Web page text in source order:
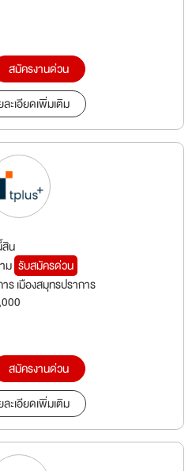
สมัครงานด่วน
ะเอียดเพิ่มเติม
สิน
ม รับสมัครด่วน
ร เมืองสมุทรปราการ
สมัครงานด่วน
ะเอียดเพิ่มเติม